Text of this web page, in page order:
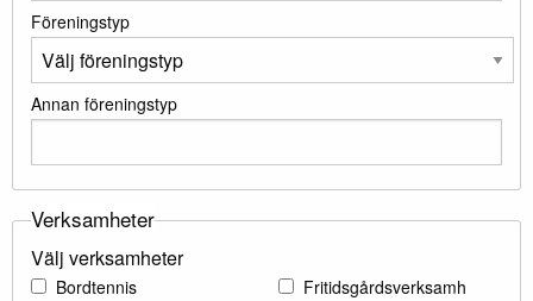
Föreningstyp
Annan föreningstyp
Verksamheter
Välj verksamheter
Bordtennis
Fritidsgårdsverksamh